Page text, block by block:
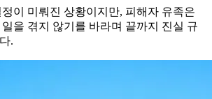
이 미뤄진 상황이지만, 피해자 유족은
을 겪지 않기를 바라며 끝까지 진실 규
.